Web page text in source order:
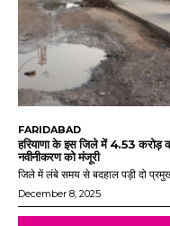
FARIDABAD
हरियाणा के इस जिले में 4.53 करोड़
नवीनीकरण को मंजूरी
जिले में लंबे समय से बदहाल पड़ी दो
December 8, 2025